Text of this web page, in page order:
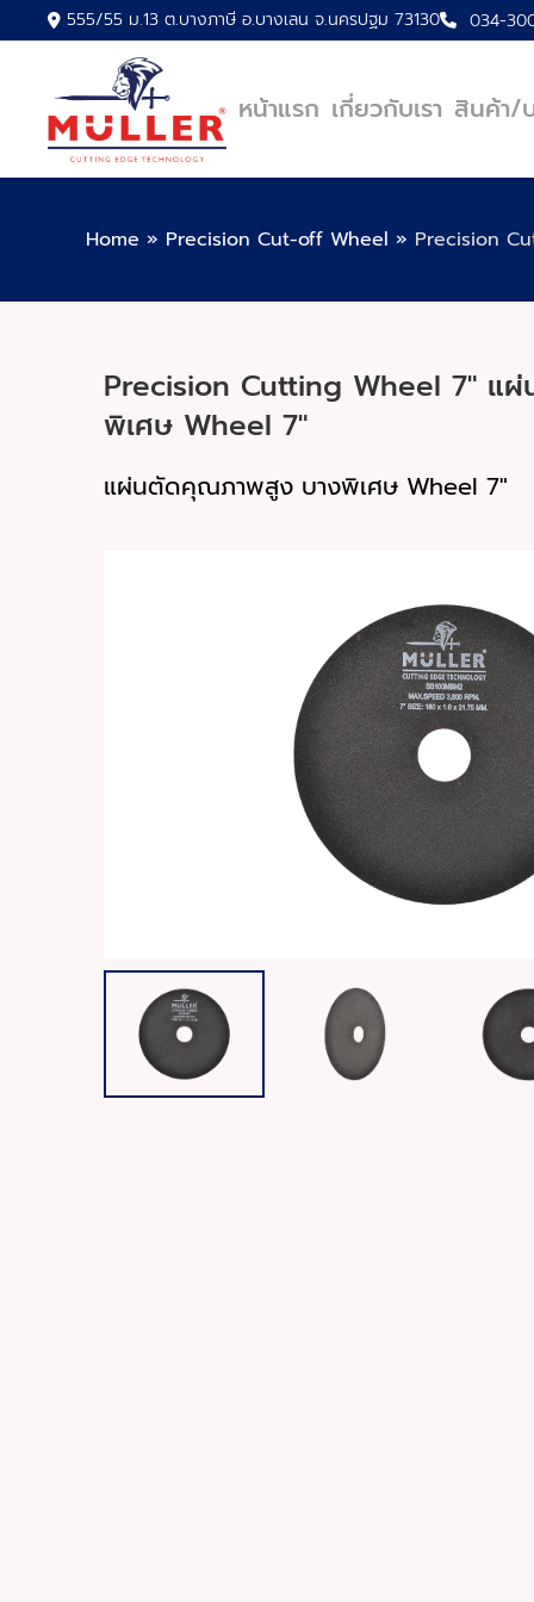
555/55 ม.13 ต.บางภาษี อ.บางเลน จ.นครปฐม 73130 034-
หน้าแรก เกี่ยวกับเรา สินค้า/
Home » Precision Cut-off Wheel » Precision
Precision Cutting Wheel 7″ แ
พิเศษ Wheel 7″
แผ่นตัดคุณภาพสูง บางพิเศษ Wheel 7"